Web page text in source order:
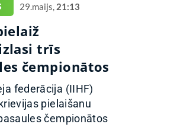
29.maijs, 21:13
trīs
čempionātos
federācija (IIHF)
pielaišanu
čempionātos